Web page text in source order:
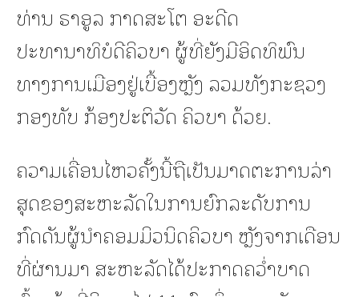
ທ່ານ ຣາອູລ ກາດສະໂຕ ອະດີດ
ປະທານາທິບໍດີຄິວບາ ຜູ້ທີ່ຍັງມີອິດທິພົນ
ທາງການເມືອງຢູ່ເບື້ອງຫຼັງ ລວມທັງກະຊວງ
ກອງທັບ ກ້ອງປະຕິວັດ ຄິວບາ ດ້ວຍ.
ຄວາມເຄື່ອນໄຫວຄັ້ງນີ້ຖືເປັນມາດຕະການລ່າ
ສຸດຂອງສະຫະລັດໃນການຍົກລະດັບການ
ກົດດັນຜູ້ນຳຄອມມິວນິດຄິວບາ ຫຼັງຈາກເດືອນ
ທີ່ຜ່ານມາ ສະຫະລັດໄດ້ປະກາດຄວ່ຳບາດ